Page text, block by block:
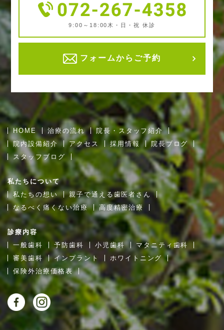
9:00～18:00 木・日・祝 休診
フォームからご予約
HOME 治療の流れ
院長・スタッフ紹介
院内設備紹介
アクセス 採用情報
院長ブログ
スタッフブログ
私たちについて
私たちの想い
親子で通える歯医者さん
なるべく痛くない治療
高度精密治療
診療内容
一般歯科
予防歯科 小児歯科
マタニティ歯科
審美歯科
インプラント
ホワイトニング
保険外治療価格表